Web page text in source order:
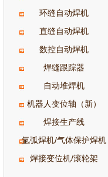
环缝自动焊机
直缝自动焊机
数控自动焊机
焊缝跟踪器
自动堆焊机
机器人变位轴（新）
焊接生产线
氩弧焊机/气体保护焊机
焊接变位机/滚轮架